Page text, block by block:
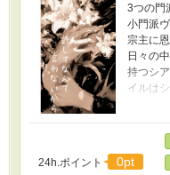
3つの門
小門派
宗主に
日々の
持つシ
イルは
劣等感
ことに
謝罪し
ルガー
24h.ポイント 0pt